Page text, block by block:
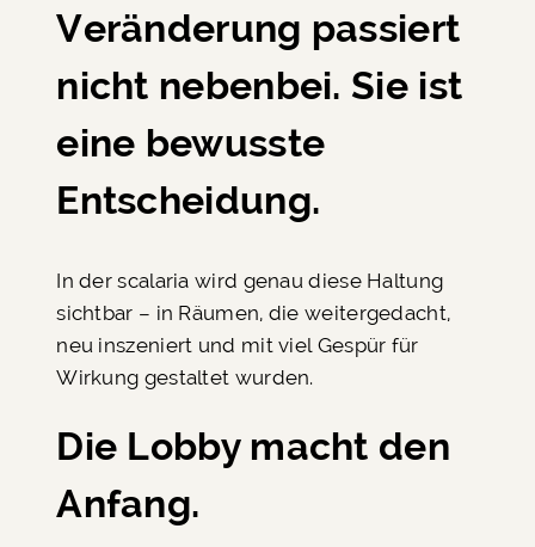
Veränderung passiert
nicht nebenbei. Sie ist
eine bewusste
Entscheidung.
In der scalaria wird genau diese Haltung
sichtbar – in Räumen, die weitergedacht,
neu inszeniert und mit viel Gespür für
Wirkung gestaltet wurden.
Die Lobby macht den
Anfang.